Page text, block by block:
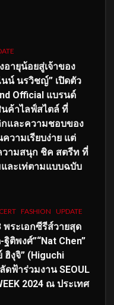
ายุน้อยสู่เจ้าของ
นน์ นรวิชญ์” เปิดตัว
Official แบรนด์
นค้าไลฟ์สไตล์ ที่
และความชอบของ
ความเรียบง่าย แต่
วามสนุก ชิค สตรีท ที่
ละเท่ตามแบบฉบับ
FASHION UPDATE
พระเอกซีรีส์วายสุด
ติพงศ์”“Nat Chen”
ฮิงุจิ” (Higuchi
ดฟ้าร่วมงาน SEOUL
2024 ณ ประเทศ